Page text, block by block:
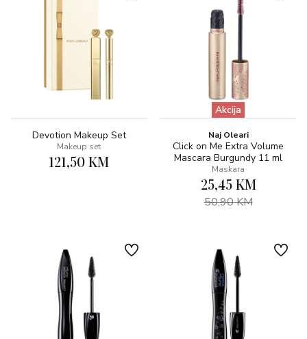
Devotion Makeup Set
Makeup set
121,50 KM
Akcija
Naj Oleari
Click on Me Extra Volume
Mascara Burgundy 11 ml
Maskara
25,45 KM
50,90 KM